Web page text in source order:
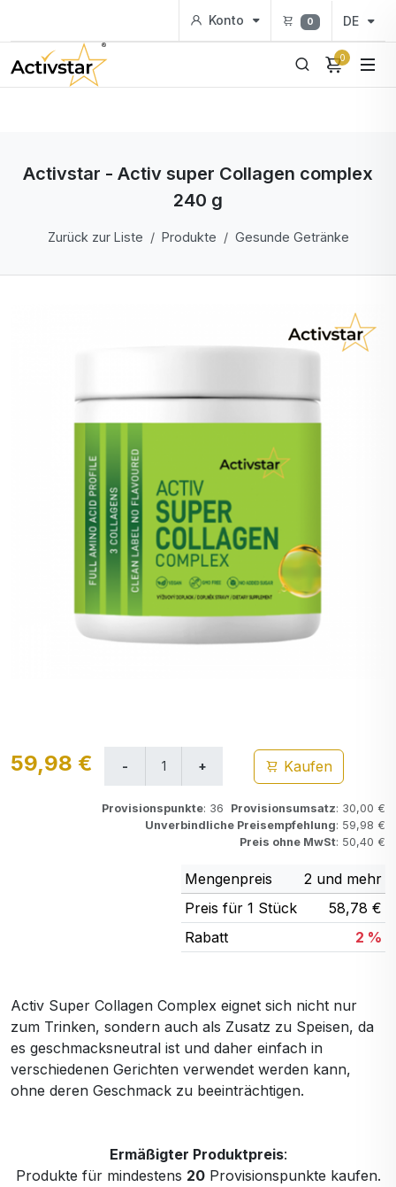
Konto 0 DE
0
Activstar - Activ super Collagen complex
240 g
Zurück zur Liste Produkte Gesunde Getränke
59,98 € Kaufen
Provisionspunkte: 36 Provisionsumsatz: 30,00 €
Unverbindliche Preisempfehlung: 59,98 €
Preis ohne MwSt: 50,40 €
Mengenpreis
2 und mehr
Preis für 1 Stück
58,78 €
Rabatt
2 %
Activ Super Collagen Complex eignet sich nicht nur
zum Trinken, sondern auch als Zusatz zu Speisen, da
es geschmacksneutral ist und daher einfach in
verschiedenen Gerichten verwendet werden kann,
ohne deren Geschmack zu beeinträchtigen.
Ermäßigter Produktpreis:
Produkte für mindestens 20Provisionspunkte kaufen.